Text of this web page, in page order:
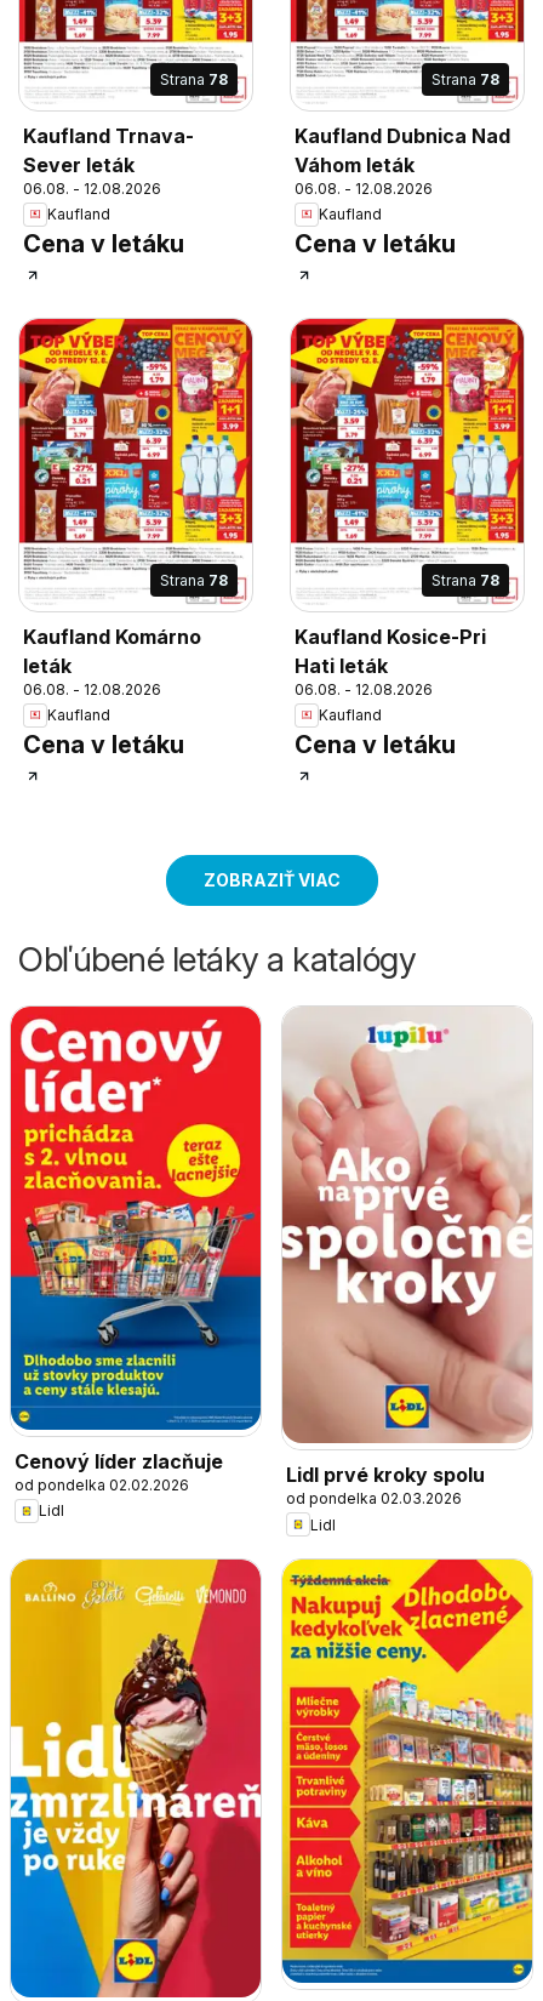
Strana 78
Kaufland Trnava-
Sever leták
06.08. - 12.08.2026
Kaufland
Cena v letáku
Strana 78
Kaufland Dubnica Nad
Váhom leták
06.08. - 12.08.2026
Kaufland
Cena v letáku
Strana 78
Kaufland Komárno
leták
06.08. - 12.08.2026
Kaufland
Cena v letáku
Strana 78
Kaufland Kosice-Pri
Hati leták
06.08. - 12.08.2026
Kaufland
Cena v letáku
ZOBRAZIŤ VIAC
Obľúbené letáky a katalógy
Cenový líder zlacňuje
od pondelka 02.02.2026
Lidl
Lidl prvé kroky spolu
od pondelka 02.03.2026
Lidl